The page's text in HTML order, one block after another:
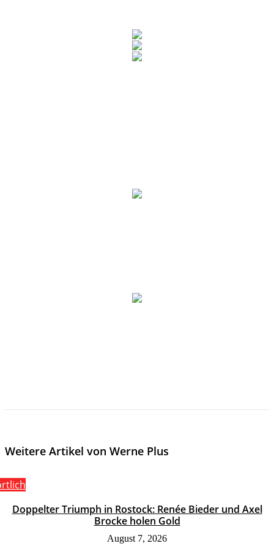
Weitere Artikel von Werne Plus
Doppelter Triumph in Rostock: Renée Bieder und Axel
Brocke holen Gold
August 7, 2026